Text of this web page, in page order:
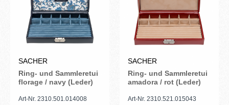
SACHER
Ring- und Sammleretui
florage / navy (Leder)
Art-Nr. 2310.501.014008
SACHER
Ring- und Sammleretui
amadora / rot (Leder)
Art-Nr. 2310.521.015043